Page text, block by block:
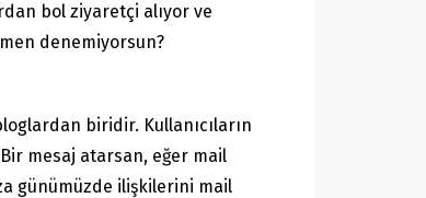
bol ziyaretçi alıyor ve
denemiyorsun?
biridir. Kullanıcıların
mesaj atarsan, eğer mail
günümüzde ilişkilerini mail